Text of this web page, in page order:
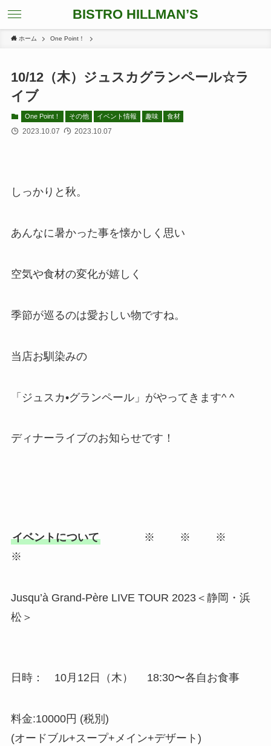
BISTRO HILLMAN’S
ホーム One Point！
10/12（木）ジュスカグランペール☆ラ
イブ
One Point！ その他 イベント情報 趣味 食材
2023.10.07 2023.10.07
しっかりと秋。
あんなに暑かった事を懐かしく思い
空気や食材の変化が嬉しく
季節が巡るのは愛おしい物ですね。
当店お馴染みの
「ジュスカ•グランペール」がやってきます^ ^
ディナーライブのお知らせです！
イベントについて※ ※ ※
※
Jusqu’à Grand-Père LIVE TOUR 2023＜静岡・浜
松＞
日時： 10月12日（木） 18:30〜各自お食事
料金:10000円 (税別)
(オードブル+スープ+メイン+デザート)